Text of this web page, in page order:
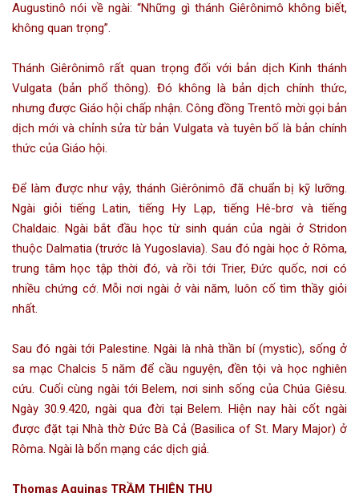
Augustinô nói về ngài: “Những gì thánh Giêrônimô không biết,
không quan trọng”.
Thánh Giêrônimô rất quan trọng đối với bản dịch Kinh thánh
Vulgata (bản phổ thông). Đó không là bản dịch chính thức,
nhưng được Giáo hội chấp nhận. Công đồng Trentô mời gọi bản
dịch mới và chỉnh sửa từ bản Vulgata và tuyên bố là bản chính
thức của Giáo hội.
Để làm được như vậy, thánh Giêrônimô đã chuẩn bị kỹ lưỡng.
Ngài giỏi tiếng Latin, tiếng Hy Lạp, tiếng Hê-brơ và tiếng
Chaldaic. Ngài bắt đầu học từ sinh quán của ngài ở Stridon
thuộc Dalmatia (trước là Yugoslavia). Sau đó ngài học ở Rôma,
trung tâm học tập thời đó, và rồi tới Trier, Đức quốc, nơi có
nhiều chứng cớ. Mỗi nơi ngài ở vài năm, luôn cố tìm thầy giỏi
nhất.
Sau đó ngài tới Palestine. Ngài là nhà thần bí (mystic), sống ở
sa mạc Chalcis 5 năm để cầu nguyện, đền tội và học nghiên
cứu. Cuối cùng ngài tới Belem, nơi sinh sống của Chúa Giêsu.
Ngày 30.9.420, ngài qua đời tại Belem. Hiện nay hài cốt ngài
được đặt tại Nhà thờ Đức Bà Cả (Basilica of St. Mary Major) ở
Rôma. Ngài là bổn mạng các dịch giả.
Thomas Aquinas TRẦM THIÊN THU